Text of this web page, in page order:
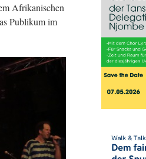
Afrikanischen
Publikum im